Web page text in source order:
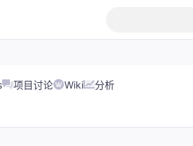
项目讨论 Wiki 分析